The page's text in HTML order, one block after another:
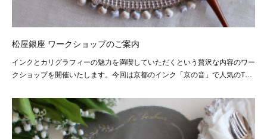
松屋銀座 ワークショップのご案内
インクとカリグラフィーの魅力を満喫していただくという贅沢な内容のワー
クショップを開催いたします。今回は京都のインク「京の音」で人気のT…